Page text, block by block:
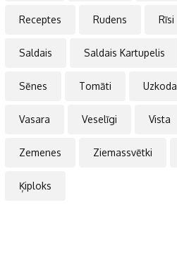
Receptes Rudens Rīsi
Saldais Saldais Kartupelis
Sēnes Tomāti Uzkoda
Vasara Veselīgi Vista
Zemenes Ziemassvētki
Ķiploks